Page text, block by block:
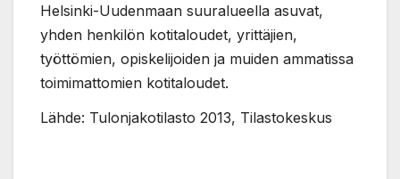
Helsinki-Uudenmaan suuralueella asuvat,
yhden henkilön kotitaloudet, yrittäjien,
työttömien, opiskelijoiden ja muiden ammatissa
toimimattomien kotitaloudet.
Lähde: Tulonjakotilasto 2013, Tilastokeskus